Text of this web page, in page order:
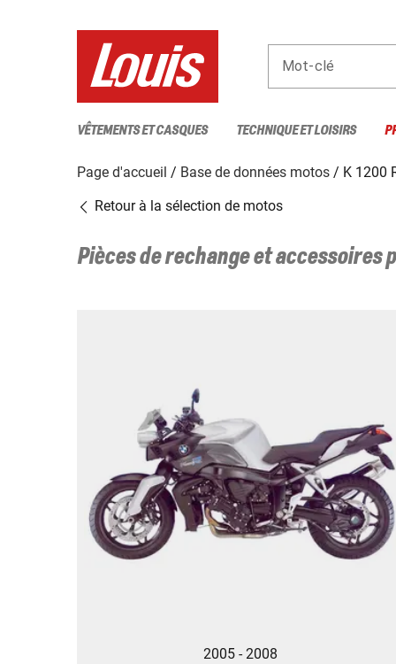
Mot-clé
VÊTEMENTS ET CASQUES TECHNIQUE ET LOISIRS
Page d'accueil Base de données motos
K 1200
Retour à la sélection de motos
Pièces de rechange et accessoires
2005 - 2008